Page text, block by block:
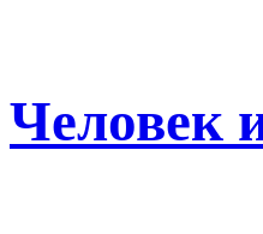
Человек